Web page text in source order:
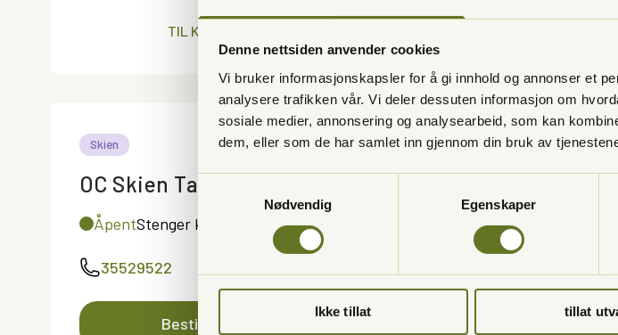
Denne nettsiden anvender cookies
Vi bruker informasjonskapsler for å gi innhold og annonser et
analysere trafikken vår. Vi deler dessuten informasjon om
sosiale medier, annonsering og analysearbeid, som kan
dem, eller som de har samlet inn gjennom din bruk av
Nødvendig
Egenskaper
Ikke tillat tillat
TIL KLINIKKEN
Skien
OC Skien Tannhelse
ÅpentStenger kl 16:00
35529522
Bestill time online
Kristiansand
Gyldenløvesgate
ÅpentStenger kl 15:30
38120960